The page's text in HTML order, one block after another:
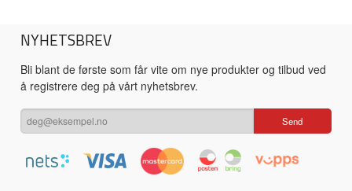
NYHETSBREV
Bli blant de første som får vite om nye produkter og tilbud ved
å registrere deg på vårt nyhetsbrev.